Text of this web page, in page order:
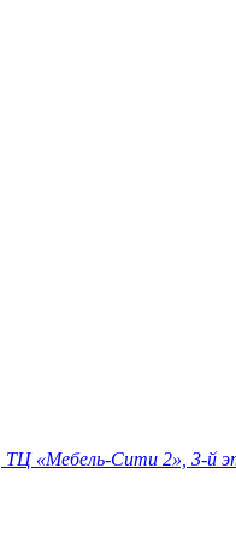
ТЦ «Мебель-Сити 2», 3-й